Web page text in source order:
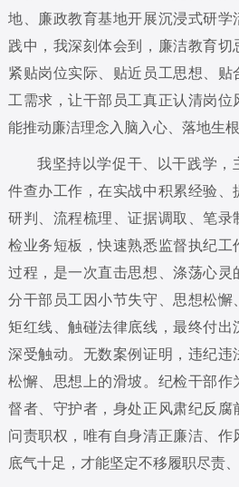
地、廉政教育基地开展沉浸式研
践中，我深刻体会到，廉洁教育
紧贴岗位实际、贴近员工思想、贴
工需求，让干部员工真正认清岗
能推动廉洁理念入脑入心、落地生根
我坚持以学促干、以干践学，
件查办工作，在实战中积累经验
研判、流程梳理、证据调取、笔
检业务短板，快速熟悉监督执纪工
过程，是一次直击思想、涤荡心灵
分干部员工因小节失守、思想松
矩红线、触碰法律底线，最终付出
深受触动。无数案例证明，违纪违
松懈、思想上的滑坡。纪检干部作
督者、守护者，身处正风肃纪反
问责职权，唯有自身清正廉洁、
底气十足，才能坚定不移履职尽责、